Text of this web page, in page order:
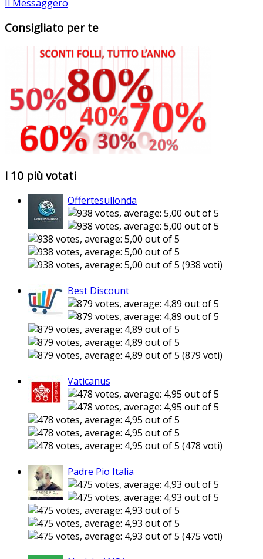
Il Messaggero
Consigliato per te
I 10 più votati
Offertesullonda
(938 voti)
Best Discount
(879 voti)
Vaticanus
(478 voti)
Padre Pio Italia
(475 voti)